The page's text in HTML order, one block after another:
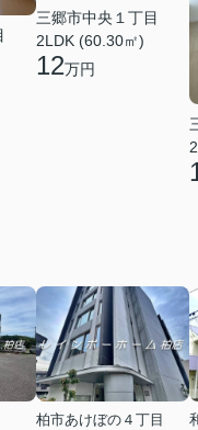
三郷市中央１丁目
2LDK (60.30㎡)
12万円
柏市あけぼの４丁目